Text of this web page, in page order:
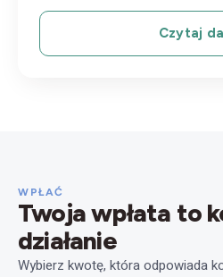
Czytaj
WPŁAĆ
Twoja wpłata to
działanie
Wybierz kwotę, która odpowiada